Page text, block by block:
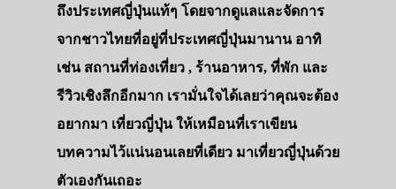
ถึงประเทศญี่ปุ่นแท้ๆ โดยจากดูแลและจัดการ
จากชาวไทยที่อยู่ที่ประเทศญี่ปุ่นมานาน อาทิ
เช่น สถานที่ท่องเที่ยว , ร้านอาหาร, ที่พัก และ
รีวิวเชิงลึกอีกมาก เรามั่นใจได้เลยว่าคุณจะต้อง
อยากมา เที่ยวญี่ปุ่น ให้เหมือนที่เราเขียน
บทความไว้แน่นอนเลยที่เดียว มาเที่ยวญี่ปุ่นด้วย
ตัวเองกันเถอะ